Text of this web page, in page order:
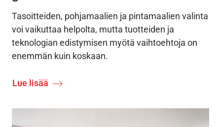
Tasoitteiden, pohjamaalien ja pintamaalien valinta
voi vaikuttaa helpolta, mutta tuotteiden ja
teknologian edistymisen myötä vaihtoehtoja on
enemmän kuin koskaan.
Lue lisää